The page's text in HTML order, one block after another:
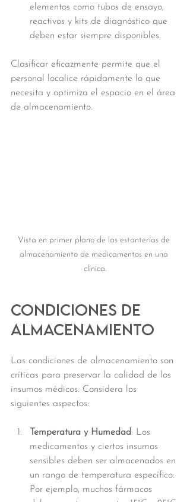
elementos como tubos de ensayo,
reactivos y kits de diagnóstico que
deben estar siempre disponibles.
Clasificar eficazmente permite que el
personal localice rápidamente lo que
necesita y optimiza el espacio en el área
de almacenamiento.
Vista en primer plano de las estanterías de
almacenamiento de medicamentos en una
clínica.
Condiciones de
Almacenamiento
Las condiciones de almacenamiento son
críticas para preservar la calidad de los
insumos médicos. Considera los
siguientes aspectos:
Temperatura y Humedad: Los
medicamentos y ciertos insumos
sensibles deben ser almacenados en
un rango de temperatura específico.
Por ejemplo, muchos fármacos